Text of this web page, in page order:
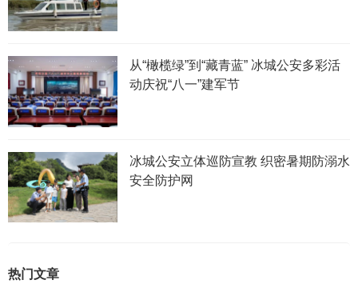
从“橄榄绿”到“藏青蓝” 冰城公安多彩活
动庆祝“八一”建军节
冰城公安立体巡防宣教 织密暑期防溺水
安全防护网
热门文章